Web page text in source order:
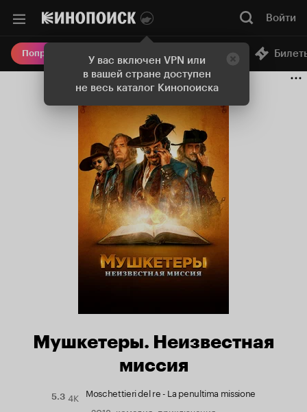
У вас включен VPN или
в вашей стране доступен
не весь каталог Кинопоиска
Войти
Попробовать Плюс Онлайн-кинотеатр
Мушкетеры. Неизвестная
миссия
5.3Рейтинг
Кинопоиска
4K Moschettieri del re - La penultima missione